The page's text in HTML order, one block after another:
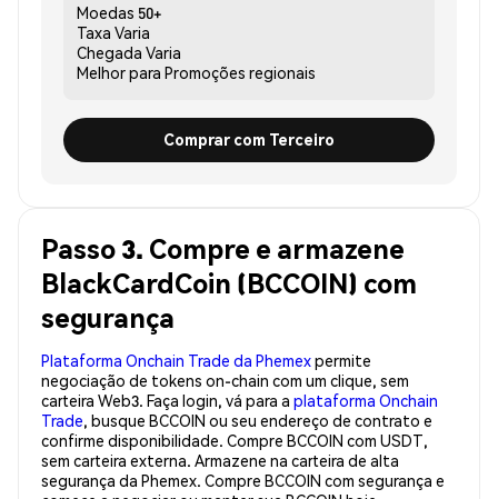
Moedas 50+
Taxa Varia
Chegada Varia
Melhor para Promoções regionais
Comprar com Terceiro
Passo 3. Compre e armazene
BlackCardCoin (BCCOIN) com
segurança
Plataforma Onchain Trade da Phemexpermite
negociação de tokens on-chain com um clique, sem
carteira Web3. Faça login, vá para a plataforma Onchain
Trade, busque BCCOIN ou seu endereço de contrato e
confirme disponibilidade. Compre BCCOIN com USDT,
sem carteira externa. Armazene na carteira de alta
segurança da Phemex. Compre BCCOIN com segurança e